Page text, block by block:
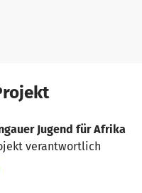
Jugend für Afrika
verantwortlich